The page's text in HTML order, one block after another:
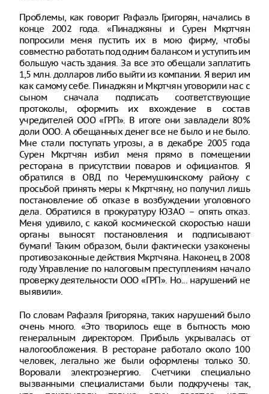
Проблемы, как говорит Рафаэль Григорян, начались в
конце 2002 года. «Пинаджяны и Сурен Мкртчян
попросили меня пустить их в мою фирму, чтобы
совместно работать под одним балансом и уступить им
большую часть здания. За все это обещали заплатить
1,5 млн. долларов либо выйти из компании. Я верил им
как самому себе. Пинаджян и Мкртчян уговорили нас с
сыном сначала подписать соответствующие
протоколы, оформить их вхождение в состав
учредителей ООО «ГРП». В итоге они завладели 80%
доли ООО. А обещанных денег все не было и не было.
Мне стали поступать угрозы, а в декабре 2005 года
Сурен Мкртчян избил меня прямо в помещении
ресторана в присутствии поваров и официантов. Я
обратился в ОВД по Черемушкинскому району с
просьбой принять меры к Мкртчяну, но получил лишь
постановление об отказе в возбуждении уголовного
дела. Обратился в прокуратуру ЮЗАО – опять отказ.
Меня удивило, с какой космической скоростью наши
органы выносят постановления и подписывают
бумаги! Таким образом, были фактически узаконены
противозаконные действия Мкртчяна. Наконец, в 2008
году Управление по налоговым преступлениям начало
проверку деятельности ООО «ГРП». Но... нарушений не
выявили».
По словам Рафаэля Григоряна, таких нарушений было
очень много. «Это творилось еще в бытность мою
генеральным директором. Прибыль укрывалась от
налогообложения. В ресторане работало около 100
человек, легально же были оформлены только 30.
Воровали электроэнергию. Счетчики специально
вызванными специалистами были подкручены так,